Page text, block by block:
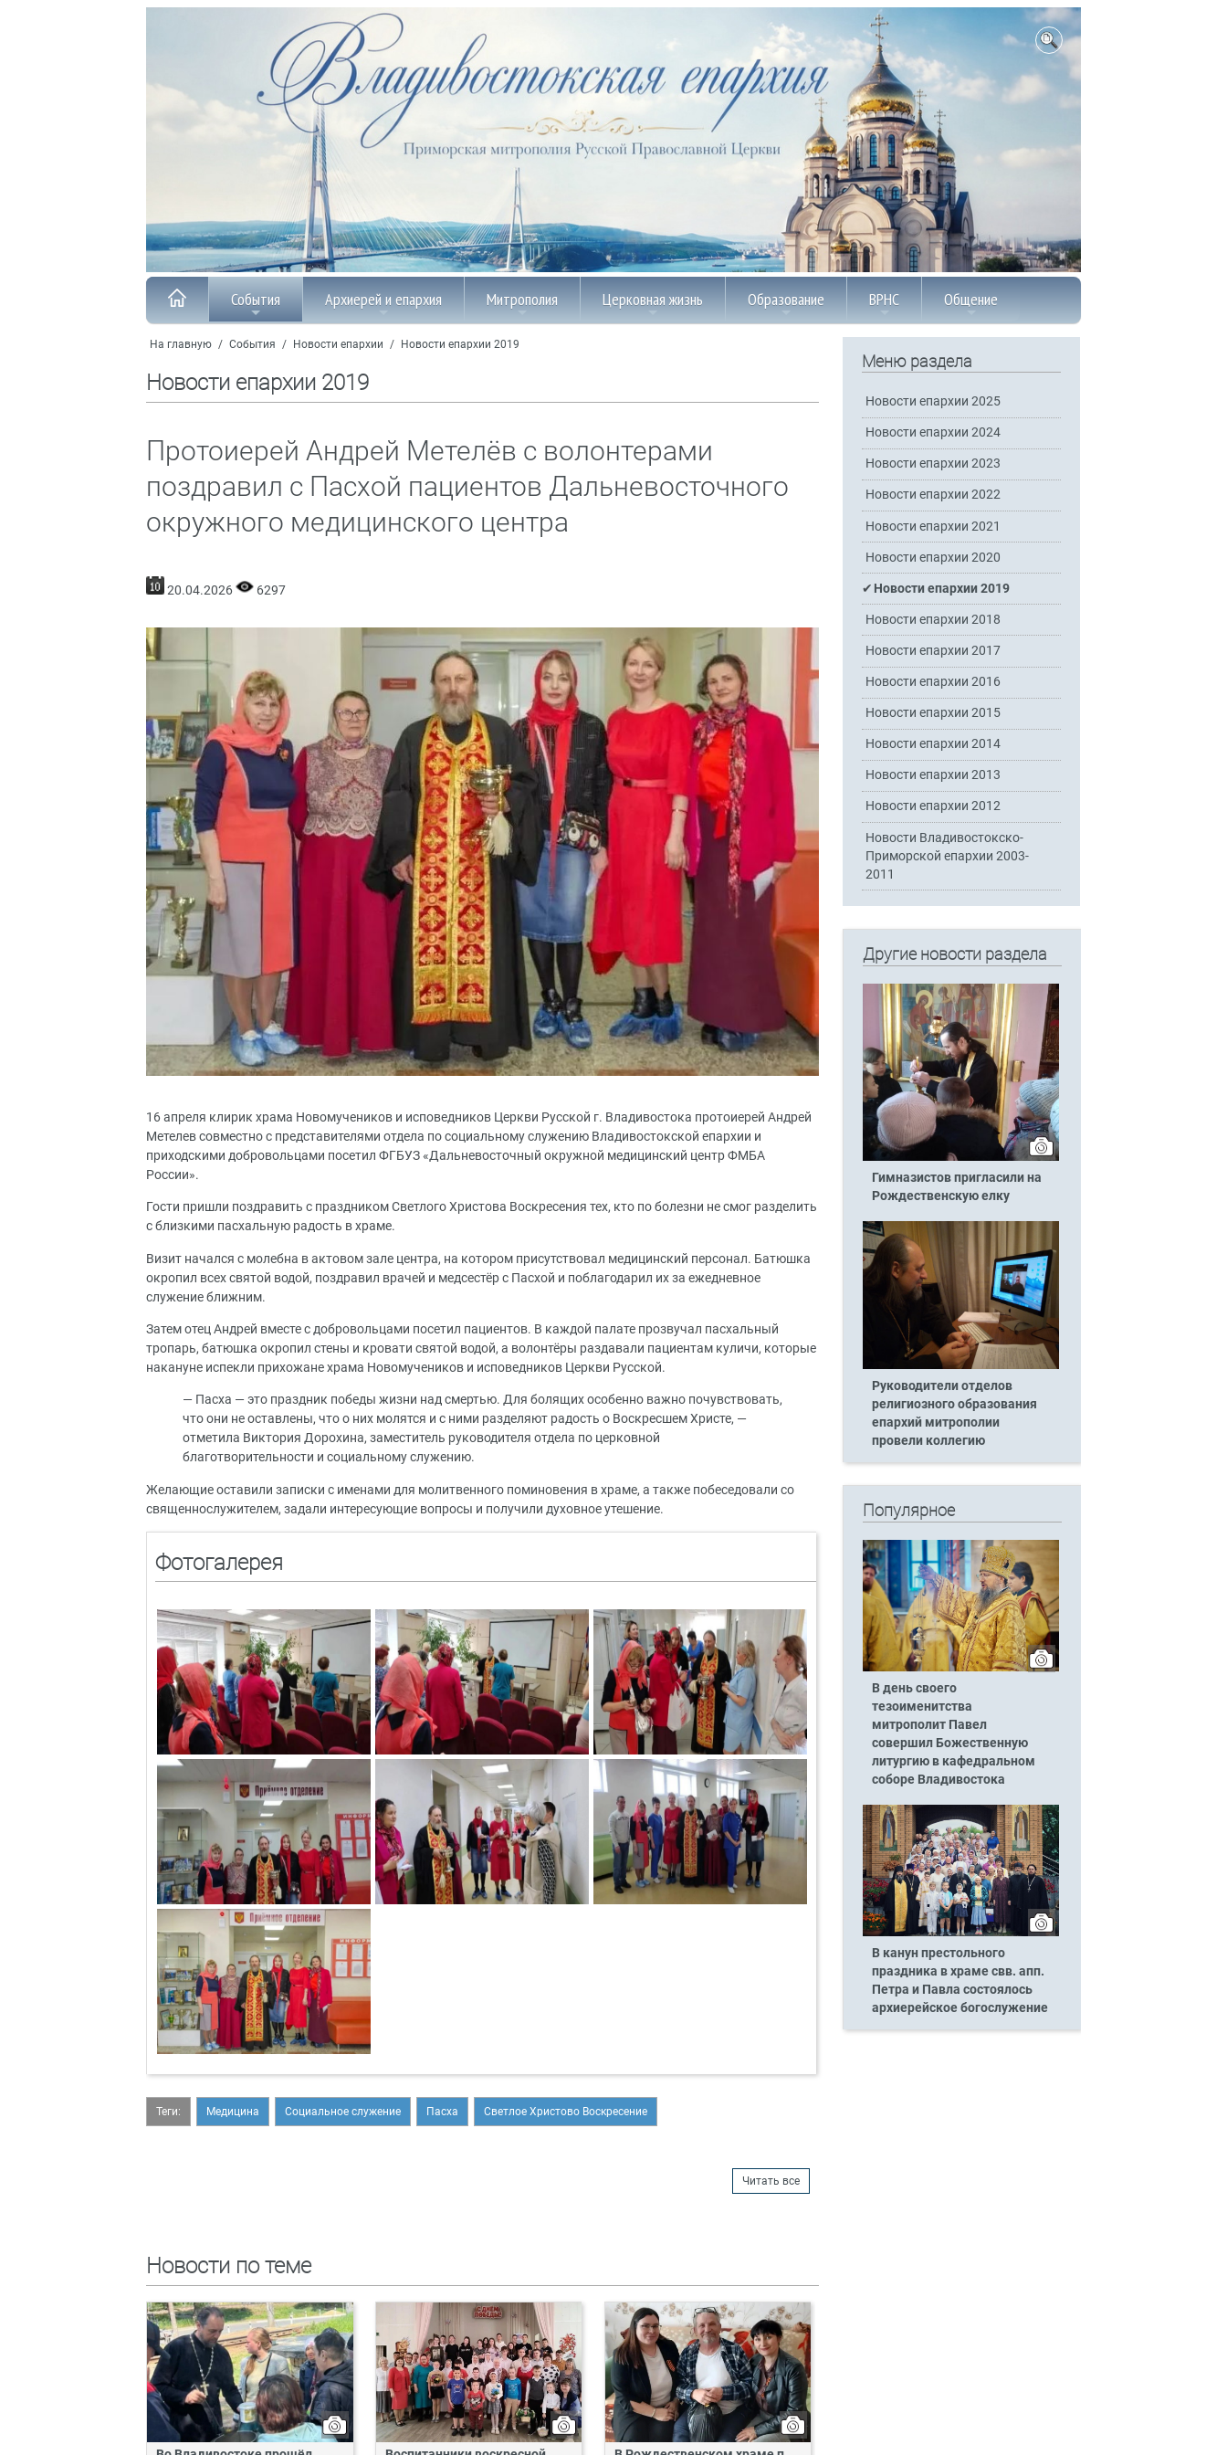
События Архиерей и епархия Митрополия Церковная жизнь Образование ВРНС Общение
На главную / События / Новости епархии / Новости епархии 2019
Новости епархии 2019
Протоиерей Андрей Метелёв с волонтерами
поздравил с Пасхой пациентов Дальневосточного
окружного медицинского центра
20.04.2026 6297
16 апреля клирик храма Новомучеников и исповедников Церкви Русской г. Владивостока протоиерей Андрей
Метелев совместно с представителями отдела по социальному служению Владивостокской епархии и
приходскими добровольцами посетил ФГБУЗ «Дальневосточный окружной медицинский центр ФМБА
России».
Гости пришли поздравить с праздником Светлого Христова Воскресения тех, кто по болезни не смог разделить
с близкими пасхальную радость в храме.
Визит начался с молебна в актовом зале центра, на котором присутствовал медицинский персонал. Батюшка
окропил всех святой водой, поздравил врачей и медсестёр с Пасхой и поблагодарил их за ежедневное
служение ближним.
Затем отец Андрей вместе с добровольцами посетил пациентов. В каждой палате прозвучал пасхальный
тропарь, батюшка окропил стены и кровати святой водой, а волонтёры раздавали пациентам куличи, которые
накануне испекли прихожане храма Новомучеников и исповедников Церкви Русской.
— Пасха — это праздник победы жизни над смертью. Для болящих особенно важно почувствовать,
что они не оставлены, что о них молятся и с ними разделяют радость о Воскресшем Христе, —
отметила Виктория Дорохина, заместитель руководителя отдела по церковной
благотворительности и социальному служению.
Желающие оставили записки с именами для молитвенного поминовения в храме, а также побеседовали со
священнослужителем, задали интересующие вопросы и получили духовное утешение.
Фотогалерея
Теги: Медицина Социальное служение Пасха Светлое Христово Воскресение
Читать все
Новости по теме
Меню раздела
Новости епархии 2025
Новости епархии 2024
Новости епархии 2023
Новости епархии 2022
Новости епархии 2021
Новости епархии 2020
Новости епархии 2019
Новости епархии 2018
Новости епархии 2017
Новости епархии 2016
Новости епархии 2015
Новости епархии 2014
Новости епархии 2013
Новости епархии 2012
Новости Владивостокско-
Приморской епархии 2003-
2011
Другие новости раздела
Гимназистов пригласили на
Рождественскую елку
Руководители отделов
религиозного образования
епархий митрополии
провели коллегию
Популярное
В день своего
тезоименитства
митрополит Павел
совершил Божественную
литургию в кафедральном
соборе Владивостока
В канун престольного
праздника в храме свв. апп.
Петра и Павла состоялось
архиерейское богослужение